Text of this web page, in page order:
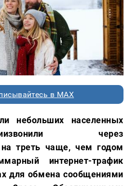
в MAX
небольших населенных
через
треть чаще, чем годом
интернет-трафик
для обмена сообщениями